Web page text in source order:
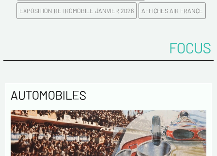
EXPOSITION RETROMOBILE JANVIER 2026 AFFICHES AIR FRANCE
FOCUS
AUTOMOBILES